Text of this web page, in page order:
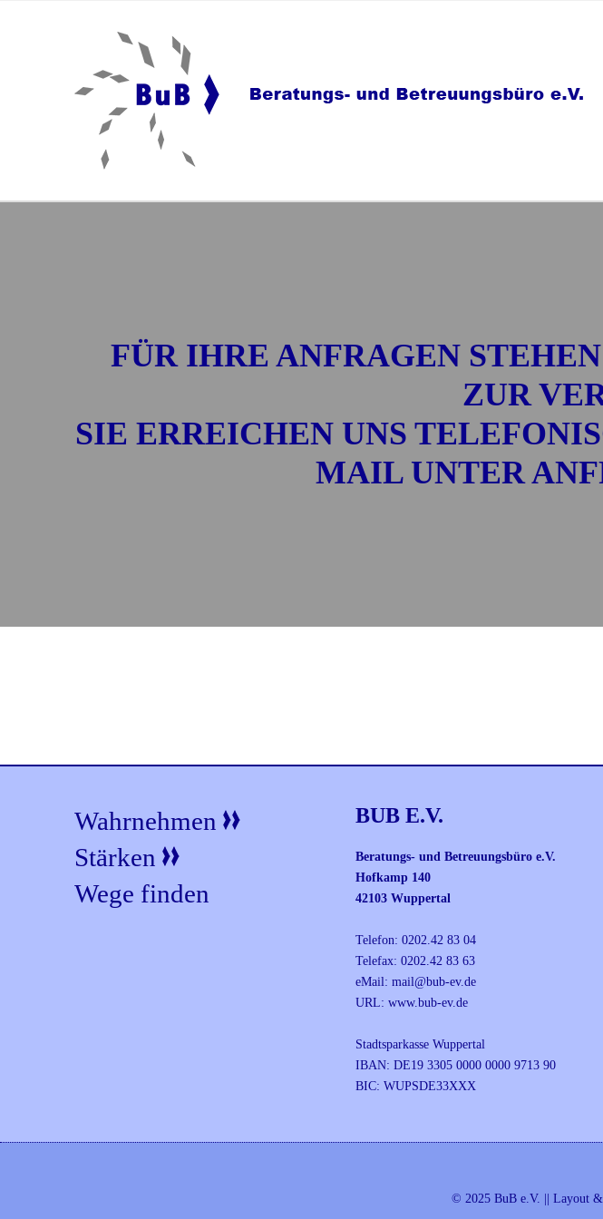
FÜR IHRE ANFRAGEN
ZUR
SIE ERREICHEN UNS
MAIL UNTER
Wahrnehmen
Stärken
Wege finden
BUB E.V.
Beratungs- und Betreuungsbüro e.V.
Hofkamp 140
42103 Wuppertal
Telefon: 0202.42 83 04
Telefax: 0202.42 83 63
eMail: mail@bub-ev.de
URL: www.bub-ev.de
Stadtsparkasse Wuppertal
IBAN: DE19 3305 0000 0000 9713 90
BIC: WUPSDE33XXX
© 2025 BuB e.V. || Layout